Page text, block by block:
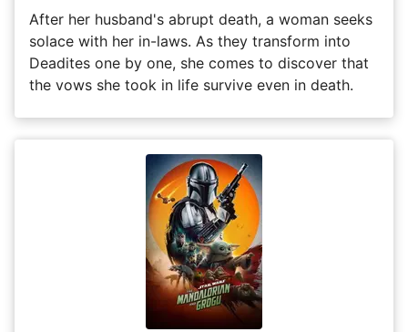
After her husband's abrupt death, a woman seeks
solace with her in-laws. As they transform into
Deadites one by one, she comes to discover that
the vows she took in life survive even in death.